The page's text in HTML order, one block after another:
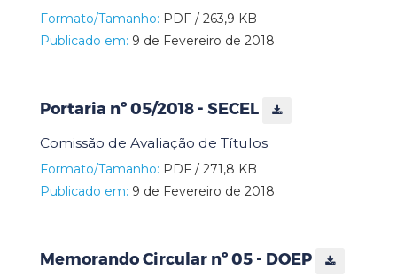
Formato/Tamanho: PDF / 263,9 KB
Publicado em: 9 de Fevereiro de 2018
Portaria nº 05/2018 - SECEL
Comissão de Avaliação de Títulos
Formato/Tamanho: PDF / 271,8 KB
Publicado em: 9 de Fevereiro de 2018
Memorando Circular nº 05 - DOEP